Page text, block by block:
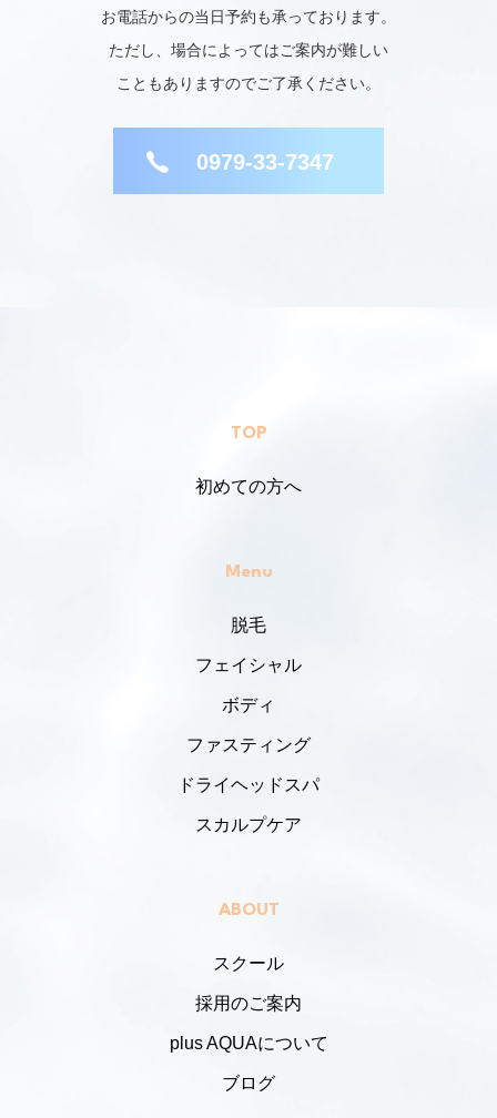
お電話からの当日予約も承っております。
ただし、場合によってはご案内が難しい
こともありますのでご了承ください。
0979-33-7347
TOP
初めての方へ
Menu
脱毛
フェイシャル
ボディ
ファスティング
ドライヘッドスパ
スカルプケア
ABOUT
スクール
採用のご案内
plus AQUAについて
ブログ